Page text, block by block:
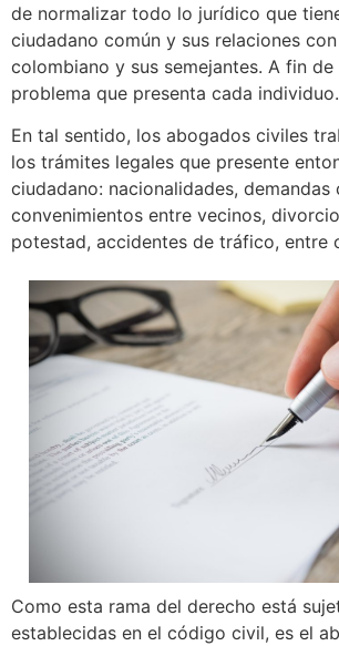
de normalizar todo lo jurídico que
ciudadano común y sus relaciones
colombiano y sus semejantes. A fin
problema que presenta cada individuo.
En tal sentido, los abogados civiles
los trámites legales que presente
ciudadano: nacionalidades, demandas
convenimientos entre vecinos,
potestad, accidentes de tráfico, entre
Como esta rama del derecho está
establecidas en el código civil, es el